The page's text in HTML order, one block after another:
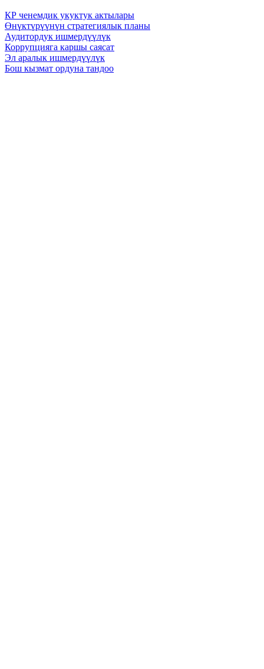
КР ченемдик укуктук актылары
Өнүктүрүүнүн стратегиялык планы
Аудитордук ишмердүүлүк
Коррупцияга каршы саясат
Эл аралык ишмердүүлүк
Бош кызмат ордуна тандоо